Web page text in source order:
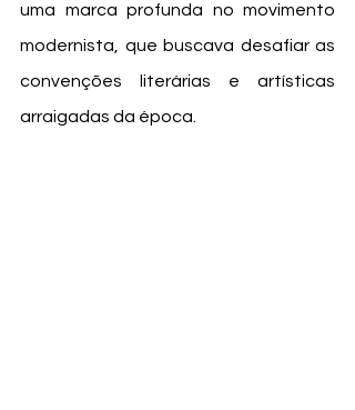
uma marca profunda no movimento
modernista, que buscava desafiar as
convenções literárias e artísticas
arraigadas da época.